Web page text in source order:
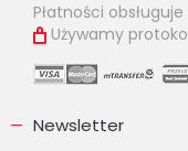
Płatności
Używamy
Newsletter